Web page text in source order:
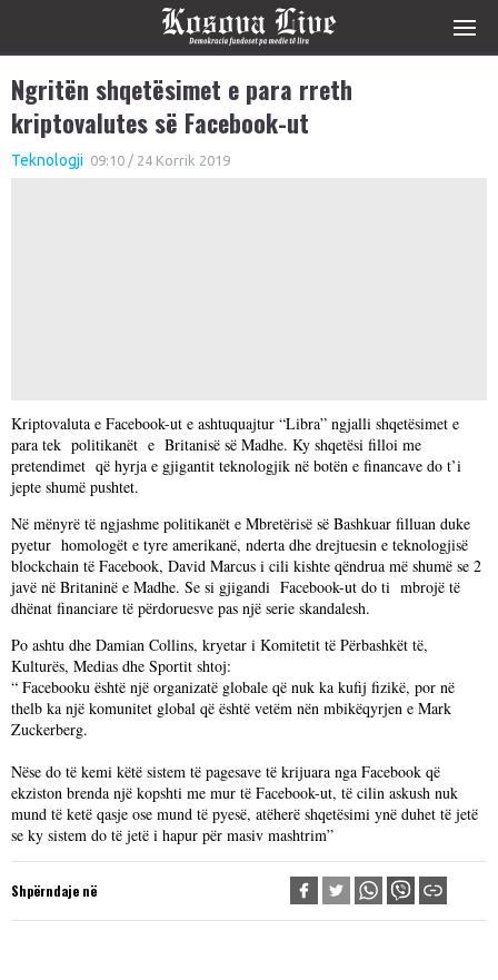
Ngritën shqetësimet e para rreth
kriptovalutes së Facebook-ut
Teknologji 09:10 / 24 Korrik 2019
Kriptovaluta e Facebook-ut e ashtuquajtur “Libra” ngjalli shqetësimet e
para tek politikanët e Britanisë së Madhe. Ky shqetësi filloi me
pretendimet që hyrja e gjigantit teknologjik në botën e financave do t’i
jepte shumë pushtet.
Në mënyrë të ngjashme politikanët e Mbretërisë së Bashkuar filluan duke
pyetur homologët e tyre amerikanë, nderta dhe drejtuesin e teknologjisë
blockchain të Facebook, David Marcus i cili kishte qëndrua më shumë se 2
javë në Britaninë e Madhe. Se si gjigandi Facebook-ut do ti mbrojë të
dhënat financiare të përdoruesve pas një serie skandalesh.
Po ashtu dhe Damian Collins, kryetar i Komitetit të Përbashkët të,
Kulturës, Medias dhe Sportit shtoj:
“ Facebooku është një organizatë globale që nuk ka kufij fizikë, por në
thelb ka një komunitet global që është vetëm nën mbikëqyrjen e Mark
Zuckerberg.
Nëse do të kemi këtë sistem të pagesave të krijuara nga Facebook që
ekziston brenda një kopshti me mur të Facebook-ut, të cilin askush nuk
mund të ketë qasje ose mund të pyesë, atëherë shqetësimi ynë duhet të jetë
se ky sistem do të jetë i hapur për masiv mashtrim”
Shpërndaje në